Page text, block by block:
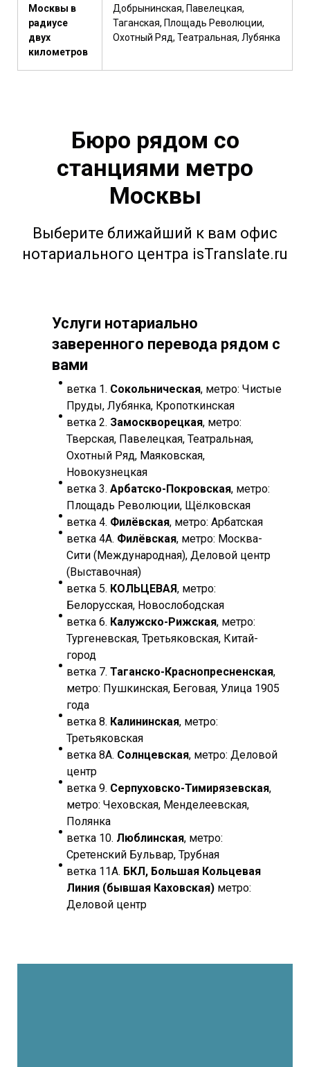
Москвы в
радиусе
двух
километров
Добрынинская, Павелецкая,
Таганская, Площадь Революции,
Охотный Ряд, Театральная, Лубянка
Бюро рядом со
станциями метро
Москвы
Выберите ближайший к вам офис
нотариального центра isTranslate.ru
Услуги нотариально
заверенного перевода рядом с
вами
ветка 1. Сокольническая, метро: Чистые
Пруды, Лубянка, Кропоткинская
ветка 2. Замоскворецкая, метро:
Тверская, Павелецкая, Театральная,
Охотный Ряд, Маяковская,
Новокузнецкая
ветка 3. Арбатско-Покровская, метро:
Площадь Революции, Щёлковская
ветка 4. Филёвская, метро: Арбатская
ветка 4А. Филёвская, метро: Москва-
Сити (Международная), Деловой центр
(Выставочная)
ветка 5. КОЛЬЦЕВАЯ, метро:
Белорусская, Новослободская
ветка 6. Калужско-Рижская, метро:
Тургеневская, Третьяковская, Китай-
город
ветка 7. Таганско-Краснопресненская,
метро: Пушкинская, Беговая, Улица 1905
года
ветка 8. Калининская, метро:
Третьяковская
ветка 8А. Солнцевская, метро: Деловой
центр
ветка 9. Серпуховско-Тимирязевская,
метро: Чеховская, Менделеевская,
Полянка
ветка 10. Люблинская, метро:
Сретенский Бульвар, Трубная
ветка 11А. БКЛ, Большая Кольцевая
Линия (бывшая Каховская) метро:
Деловой центр